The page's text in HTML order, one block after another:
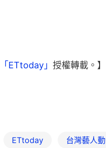
「ETtoday」 授權轉載。】
ETtoday 台灣藝人